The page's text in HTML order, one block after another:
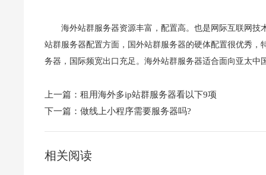
海外站群服务器资源丰富，配置高。也是网际互联网
站群服务器配置方面，国外站群服务器的硬体配置很优秀
务器，国际频宽出口充足。海外站群服务器适合面向亚太中
上一篇： 租用海外多ip站群服务器看以下9项
下一篇： 做线上小程序需要服务器吗?
相关阅读